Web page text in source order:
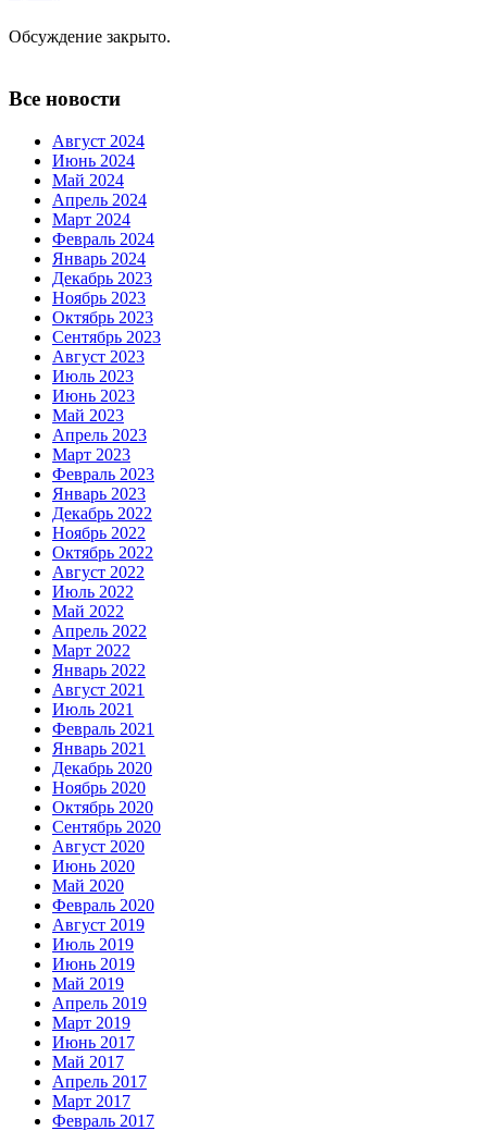
Обсуждение закрыто.
Все новости
Август 2024
Июнь 2024
Май 2024
Апрель 2024
Март 2024
Февраль 2024
Январь 2024
Декабрь 2023
Ноябрь 2023
Октябрь 2023
Сентябрь 2023
Август 2023
Июль 2023
Июнь 2023
Май 2023
Апрель 2023
Март 2023
Февраль 2023
Январь 2023
Декабрь 2022
Ноябрь 2022
Октябрь 2022
Август 2022
Июль 2022
Май 2022
Апрель 2022
Март 2022
Январь 2022
Август 2021
Июль 2021
Февраль 2021
Январь 2021
Декабрь 2020
Ноябрь 2020
Октябрь 2020
Сентябрь 2020
Август 2020
Июнь 2020
Май 2020
Февраль 2020
Август 2019
Июль 2019
Июнь 2019
Май 2019
Апрель 2019
Март 2019
Июнь 2017
Май 2017
Апрель 2017
Март 2017
Февраль 2017